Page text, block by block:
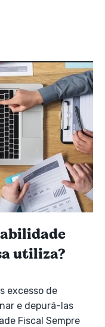
utiliza?
excesso de
e depurá-las
Fiscal Sempre